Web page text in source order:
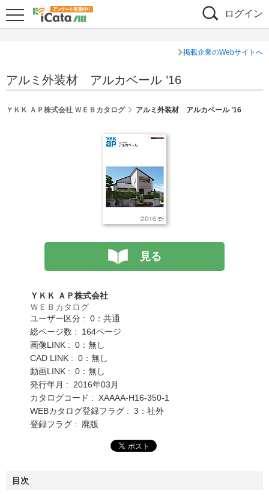
ログイン
掲載企業のWebサイトへ
アルミ外装材 アルカベール ’16
ＹＫＫ ＡＰ株式会社 ＷＥＢカタログ アルミ外装材 アルカベール ’16
見る
ＹＫＫ ＡＰ株式会社
ＷＥＢカタログ
ユーザー区分 : 0：共通
総ページ数 : 164ページ
画像LINK : 0：無し
CAD LINK : 0：無し
動画LINK : 0：無し
発行年月 : 2016年03月
カタログコード : XAAAA-H16-350-1
WEBカタログ登録フラグ : 3：社外
登録フラグ : 廃版
目次